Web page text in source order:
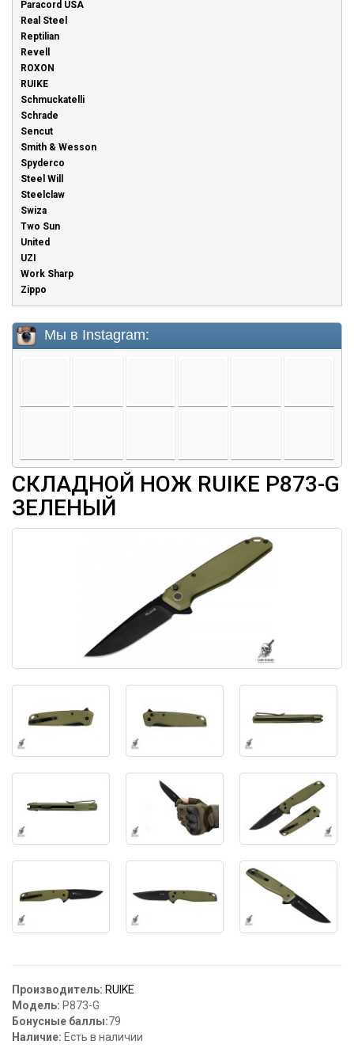
Paracord USA
Real Steel
Reptilian
Revell
ROXON
RUIKE
Schmuckatelli
Schrade
Sencut
Smith & Wesson
Spyderco
Steel Will
Steelclaw
Swiza
Two Sun
United
UZI
Work Sharp
Zippo
СКЛАДНОЙ НОЖ RUIKE P873-G
ЗЕЛЕНЫЙ
Производитель: RUIKE
Модель: P873-G
Бонусные баллы:79
Наличие: Есть в наличии